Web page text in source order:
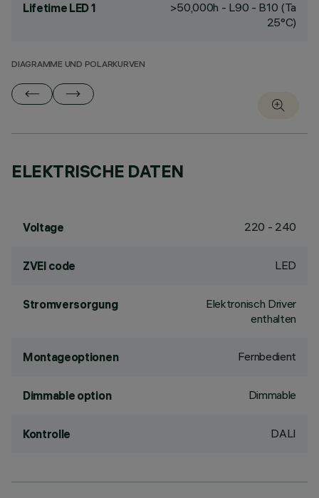
Lifetime LED 1
>50,000h - L90 - B10 (Ta
25°C)
DIAGRAMME UND POLARKURVEN
ELEKTRISCHE DATEN
Voltage 220 - 240
ZVEI code LED
Stromversorgung
Elektronisch Driver
enthalten
Montageoptionen Fernbedient
Dimmable option Dimmable
Kontrolle DALI